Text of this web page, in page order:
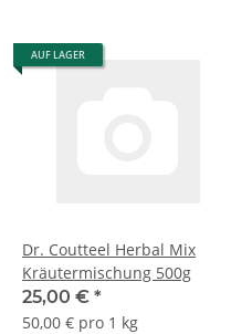
AUF LAGER
Dr. Coutteel Herbal Mix
Kräutermischung 500g
25,00 € *
50,00 € pro 1 kg